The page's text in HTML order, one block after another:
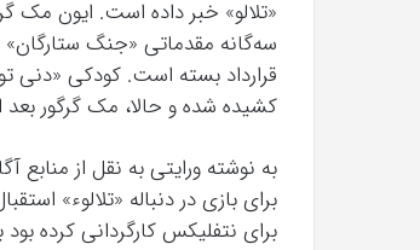
سه‌گانه مقدماتی «جنگ
کشیده شده و حالا، مک گرگور
به نوشته ورایتی به نقل از
برای بازی در دنباله «تلالوء»
برای نتفلیکس کارگردانی کرده